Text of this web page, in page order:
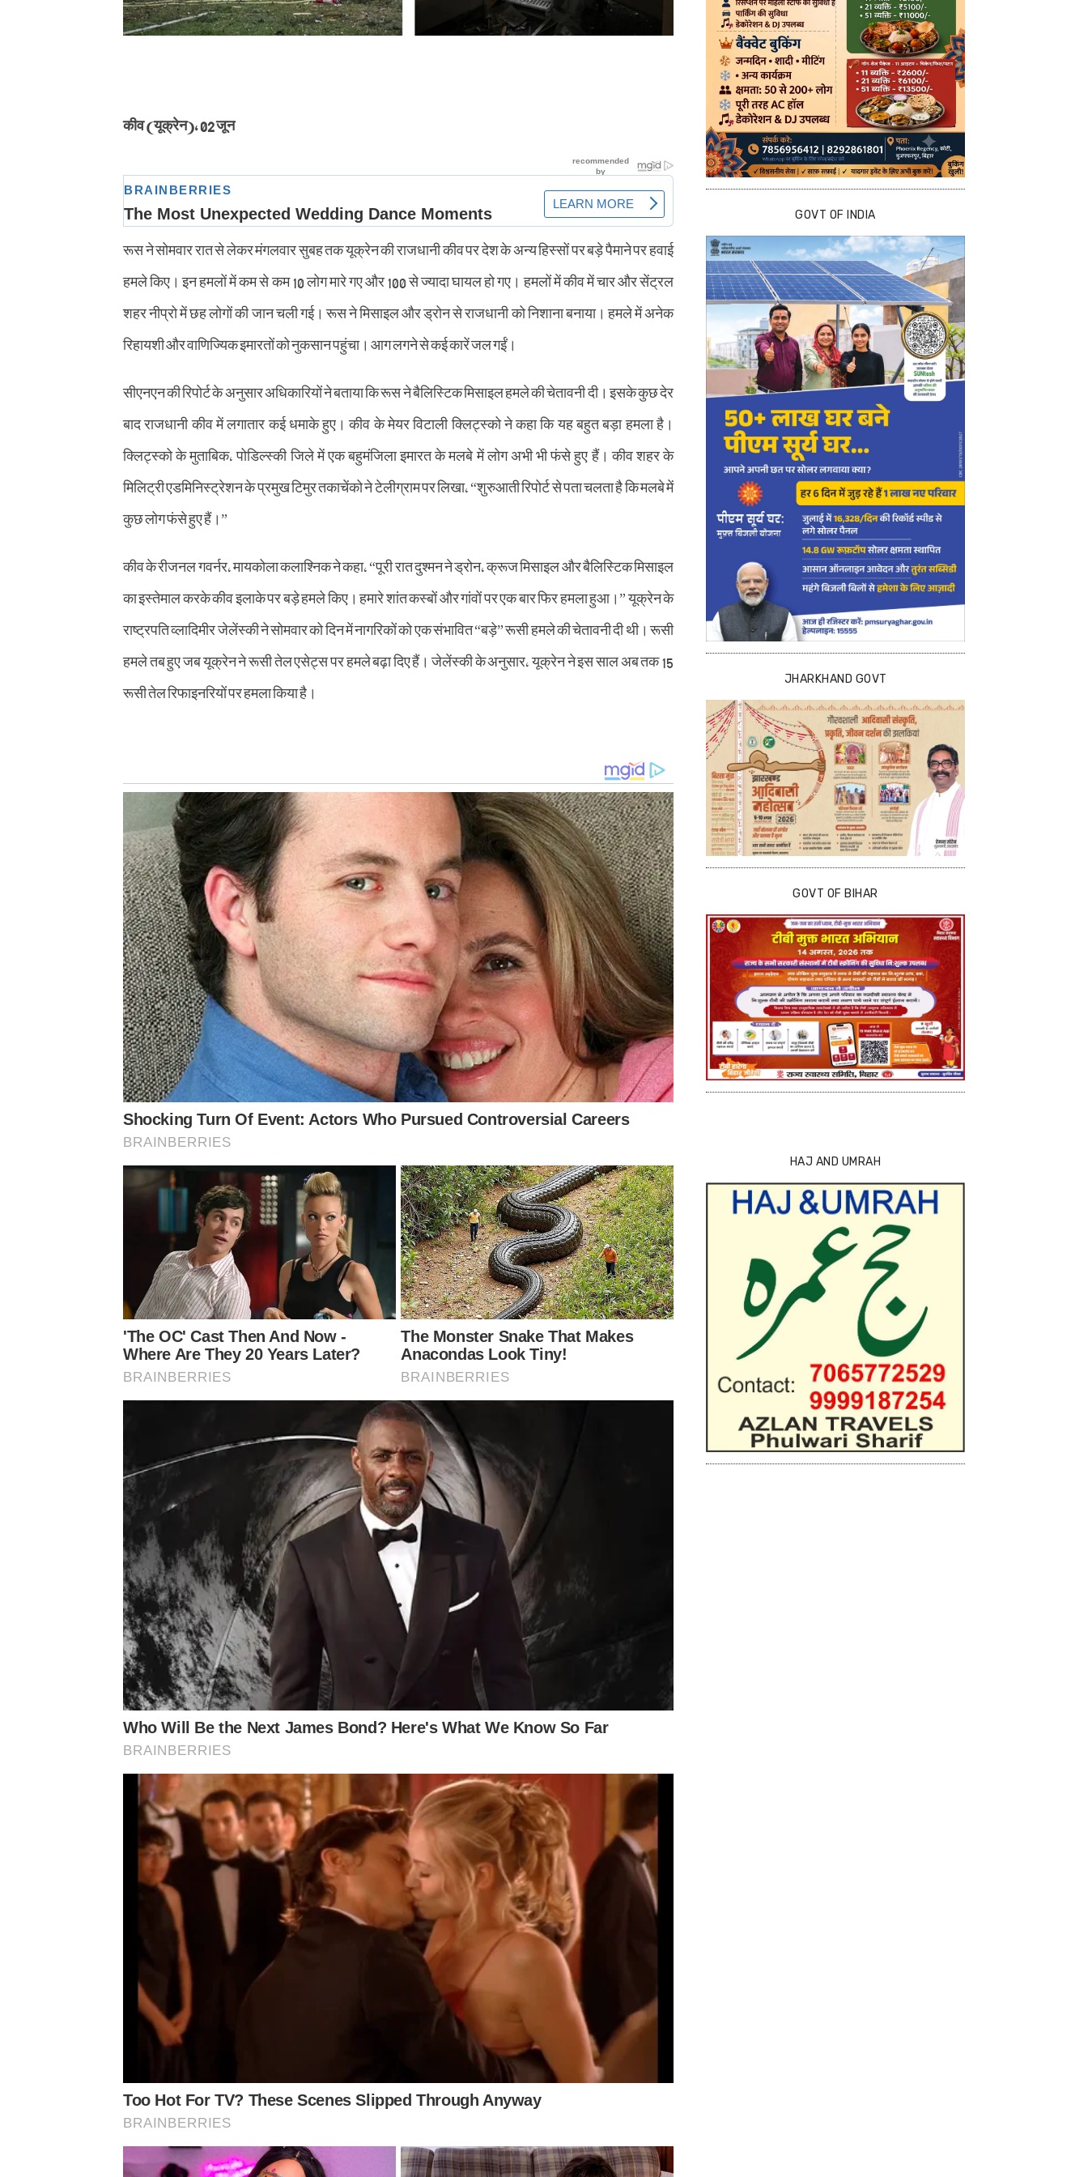
कीव (यूक्रेन), 02 जून
रूस ने सोमवार रात से लेकर मंगलवार सुबह तक यूक्रेन की राजधानी कीव पर देश के अन्य हिस्सों पर बड़े पैमाने पर हवाई
हमले किए। इन हमलों में कम से कम 10 लोग मारे गए और 100 से ज्यादा घायल हो गए। हमलों में कीव में चार और सेंट्रल
शहर नीप्रो में छह लोगों की जान चली गई। रूस ने मिसाइल और ड्रोन से राजधानी को निशाना बनाया। हमले में अनेक
रिहायशी और वाणिज्यिक इमारतों को नुकसान पहुंचा। आग लगने से कई कारें जल गईं।
सीएनएन की रिपोर्ट के अनुसार अधिकारियों ने बताया कि रूस ने बैलिस्टिक मिसाइल हमले की चेतावनी दी। इसके कुछ देर
बाद राजधानी कीव में लगातार कई धमाके हुए। कीव के मेयर विटाली क्लिट्स्को ने कहा कि यह बहुत बड़ा हमला है।
क्लिट्स्को के मुताबिक, पोडिल्स्की जिले में एक बहुमंजिला इमारत के मलबे में लोग अभी भी फंसे हुए हैं। कीव शहर के
मिलिट्री एडमिनिस्ट्रेशन के प्रमुख टिमुर तकाचेंको ने टेलीग्राम पर लिखा, “शुरुआती रिपोर्ट से पता चलता है कि मलबे में
कुछ लोग फंसे हुए हैं।”
कीव के रीजनल गवर्नर, मायकोला कलाश्निक ने कहा, “पूरी रात दुश्मन ने ड्रोन, क्रूज मिसाइल और बैलिस्टिक मिसाइल
का इस्तेमाल करके कीव इलाके पर बड़े हमले किए। हमारे शांत कस्बों और गांवों पर एक बार फिर हमला हुआ।” यूक्रेन के
राष्ट्रपति व्लादिमीर जेलेंस्की ने सोमवार को दिन में नागरिकों को एक संभावित “बड़े” रूसी हमले की चेतावनी दी थी। रूसी
हमले तब हुए जब यूक्रेन ने रूसी तेल एसेट्स पर हमले बढ़ा दिए हैं। जेलेंस्की के अनुसार, यूक्रेन ने इस साल अब तक 15
रूसी तेल रिफाइनरियों पर हमला किया है।
GOVT OF INDIA
JHARKHAND GOVT
GOVT OF BIHAR
HAJ AND UMRAH